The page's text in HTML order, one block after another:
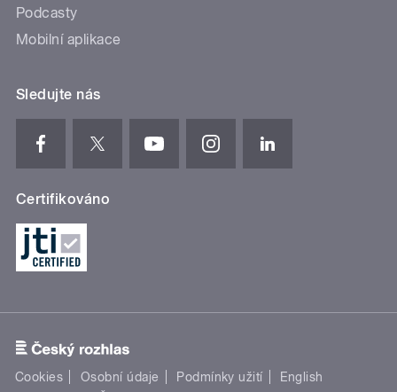
Podcasty
Mobilní aplikace
Sledujte nás
Certifikováno
Cookies Osobní údaje Podmínky užití
English